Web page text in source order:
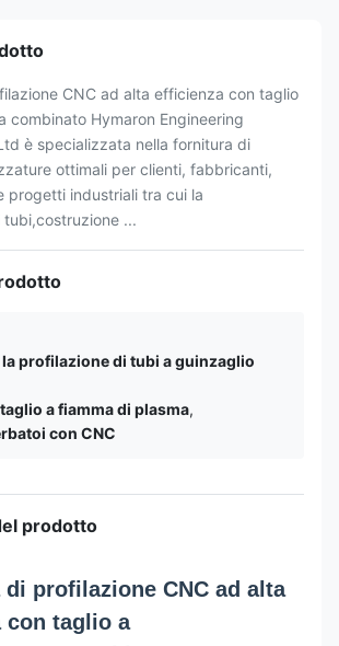
CNC ad alta efficienza con taglio
combinato Hymaron Engineering
è specializzata nella fornitura di
ottimali per clienti, fabbricanti,
progetti industriali tra cui la
...
profilazione di tubi a guinzaglio
a fiamma di plasma,
con CNC
prodotto
di profilazione CNC ad alta
con taglio a